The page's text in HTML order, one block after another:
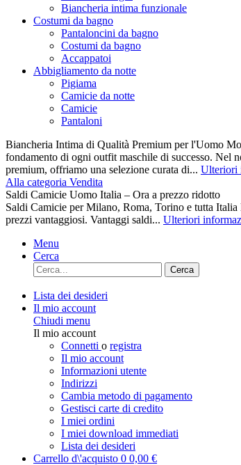
Biancheria intima funzionale
Costumi da bagno
Pantaloncini da bagno
Costumi da bagno
Accappatoi
Abbigliamento da notte
Pigiama
Camicie da notte
Camicie
Pantaloni
Biancheria Intima di Qualità Premium per l'Uomo
fondamento di ogni outfit maschile di successo. Nel
premium, offriamo una selezione curata di... Ulteriori
Alla categoria Vendita
Saldi Camicie Uomo Italia – Ora a prezzo ridotto
Saldi Camicie per Milano, Roma, Torino e tutta
prezzi vantaggiosi. Vantaggi saldi... Ulteriori
Menu
Cerca
Cerca
Lista dei desideri
Il mio account
Chiudi menu
Il mio account
Connetti o registra
Il mio account
Informazioni utente
Indirizzi
Cambia metodo di pagamento
Gestisci carte di credito
I miei ordini
I miei download immediati
Lista dei desideri
Carrello d\'acquisto 0 0,00 €